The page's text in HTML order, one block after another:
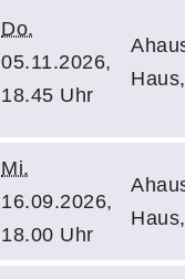
Do.
05.11.2026,
18.45 Uhr
Mi.
16.09.2026,
18.00 Uhr